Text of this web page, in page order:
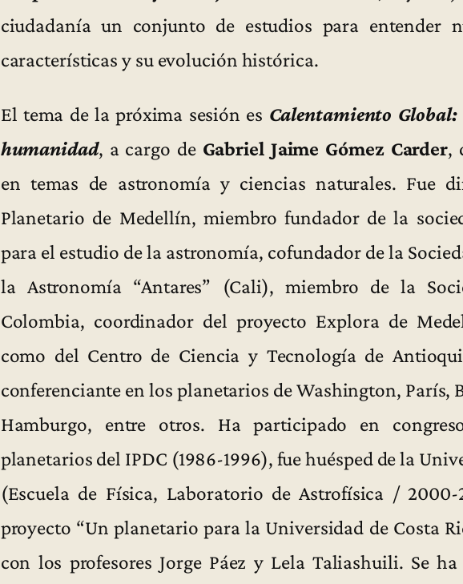
ciudadanía un conjunto de estudios para entender
características y su evolución histórica.
El tema de la próxima sesión es Calentamiento
humanidad, a cargo de Gabriel Jaime Gómez Carder,
en temas de astronomía y ciencias naturales. Fue
Planetario de Medellín, miembro fundador de la
para el estudio de la astronomía, cofundador de la
la Astronomía “Antares” (Cali), miembro de la
Colombia, coordinador del proyecto Explora de
como del Centro de Ciencia y Tecnología de
conferenciante en los planetarios de Washington, París,
Hamburgo, entre otros. Ha participado en
planetarios del IPDC (1986-1996), fue huésped de la
(Escuela de Física, Laboratorio de Astrofísica /
proyecto “Un planetario para la Universidad de Costa
con los profesores Jorge Páez y Lela Taliashuili. Se ha